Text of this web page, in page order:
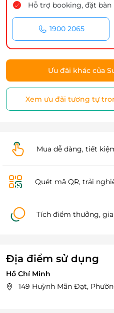
Hỗ trợ booking, đặt bàn
1900 2065
Ưu đãi khác của
Xem ưu đãi tương tự
Mua dễ dàng, tiết
Quét mã QR, trải
Tích điểm thưởng,
Địa điểm sử dụng
Hồ Chí Minh
149 Huỳnh Mẫn Đạt,